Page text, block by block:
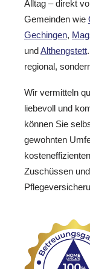
Alltag – direkt
Gemeinden wie
Gechingen,
undAlthengstett
regional,
Wir vermitteln
liebevoll und
können Sie
gewohnten
Zuschüssen